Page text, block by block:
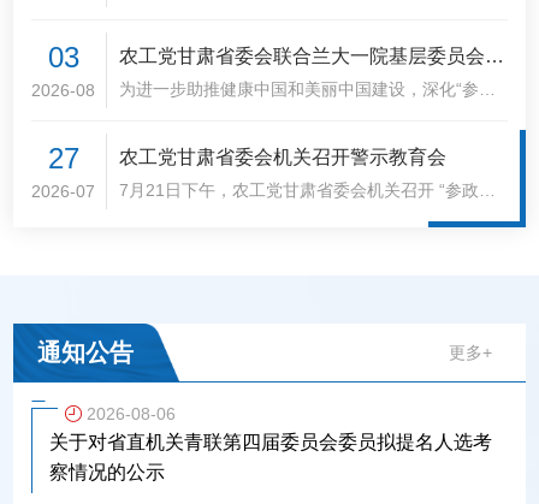
务；班子成员进行交流研讨或提交书面材料。
03
2026-08
农工党甘肃省委会联合兰大一院基层委员会赴
临潭开展健康义诊活动
为进一步助推健康中国和美丽中国建设，深化“参政
大学第一医院基层委员会赴甘南州临潭县店子镇开展
健康义诊活动，把优质诊疗服务与健康知识送到百
27
2026-07
农工党甘肃省委会机关召开警示教育会
7月21日下午，农工党甘肃省委会机关召开 “参政为
片。
通知公告 更多+
2026-08-06
关于对省直机关青联第四届委员会委员拟提名人选考
察情况的公示